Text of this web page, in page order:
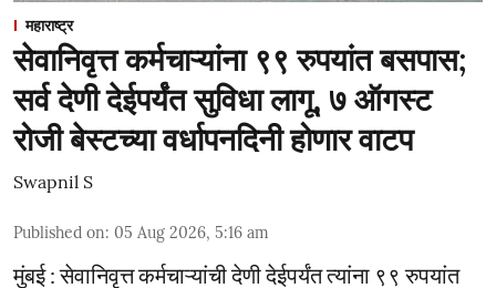
महाराष्ट्र
सेवानिवृत्त कर्मचाऱ्यांना ९९ रुपयांत बसपास;
सर्व देणी देईपर्यंत सुविधा लागू, ७ ऑगस्ट
रोजी बेस्टच्या वर्धापनदिनी होणार वाटप
Swapnil S
Published on: 05 Aug 2026, 5:16 am
मुंबई : सेवानिवृत्त कर्मचाऱ्यांची देणी देईपर्यंत त्यांना ९९ रुपयांत